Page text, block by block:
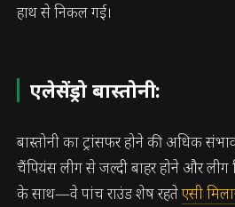
हाथ से निकल गई।
एलेसेंड्रो बास्तोनी:
बास्तोनी का ट्रांसफर होने की अधिक
चैंपियंस लीग से जल्दी बाहर होने और
के साथ—वे पांच राउंड शेष रहतेएसी